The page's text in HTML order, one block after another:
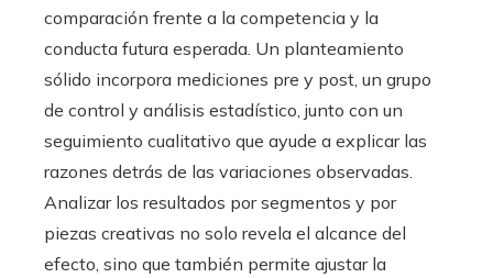
comparación frente a la competencia y la
conducta futura esperada. Un planteamiento
sólido incorpora mediciones pre y post, un grupo
de control y análisis estadístico, junto con un
seguimiento cualitativo que ayude a explicar las
razones detrás de las variaciones observadas.
Analizar los resultados por segmentos y por
piezas creativas no solo revela el alcance del
efecto, sino que también permite ajustar la